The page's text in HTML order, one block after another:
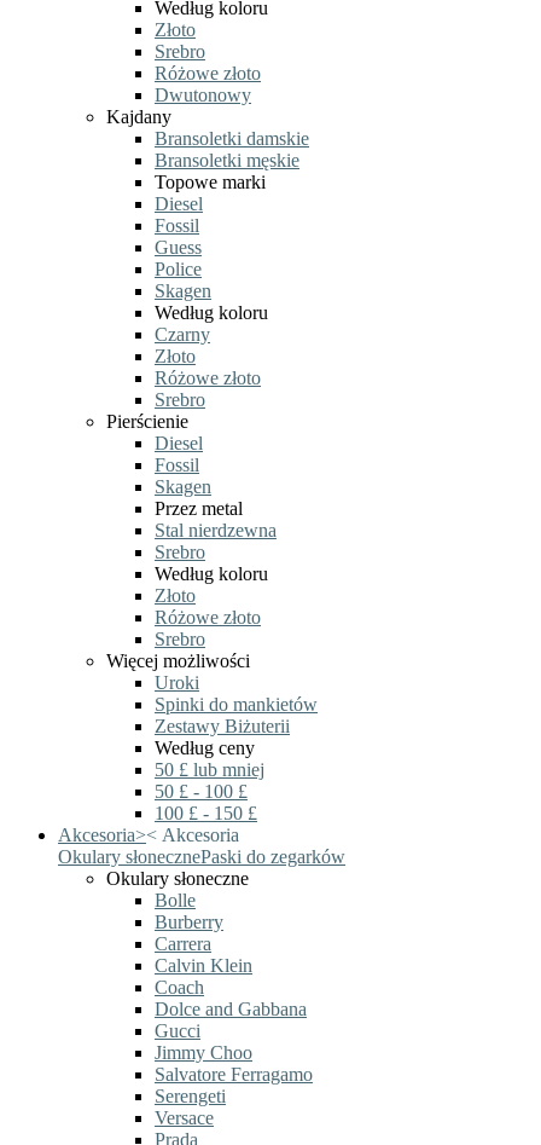
Według koloru
Złoto
Srebro
Różowe złoto
Dwutonowy
Kajdany
Bransoletki damskie
Bransoletki męskie
Topowe marki
Diesel
Fossil
Guess
Police
Skagen
Według koloru
Czarny
Złoto
Różowe złoto
Srebro
Pierścienie
Diesel
Fossil
Skagen
Przez metal
Stal nierdzewna
Srebro
Według koloru
Złoto
Różowe złoto
Srebro
Więcej możliwości
Uroki
Spinki do mankietów
Zestawy Biżuterii
Według ceny
50 £ lub mniej
50 £ - 100 £
100 £ - 150 £
Akcesoria>< Akcesoria
Okulary słonecznePaski do zegarków
Okulary słoneczne
Bolle
Burberry
Carrera
Calvin Klein
Coach
Dolce and Gabbana
Gucci
Jimmy Choo
Salvatore Ferragamo
Serengeti
Versace
Prada